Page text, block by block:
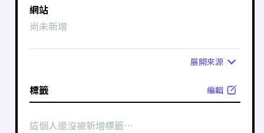
網站
尚未新增
展開來源
標籤 編輯
這個人還沒被新增標籤⋯